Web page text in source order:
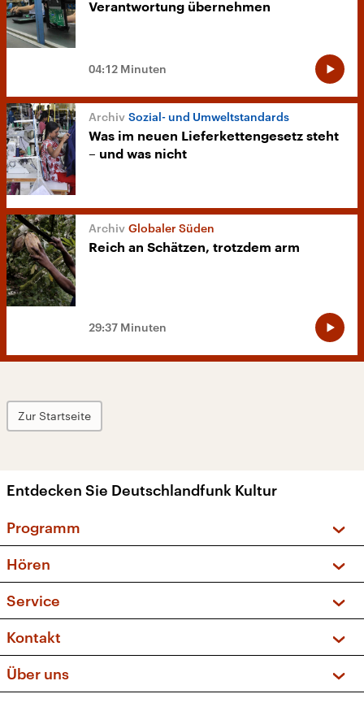
Verantwortung übernehmen
04:12 Minuten
Sozial- und Umweltstandards
Was im neuen Lieferkettengesetz steht
– und was nicht
Globaler Süden
Reich an Schätzen, trotzdem arm
29:37 Minuten
Zur Startseite
Entdecken Sie Deutschlandfunk Kultur
Programm
Sendungen und Podcasts
Musikliste
Kakadu – Das Kinderprogramm
Hören
Frequenzen (UKW + DAB+)
Service
FAQ
Apps
Newsletter
Kontakt
Social Media
Über uns